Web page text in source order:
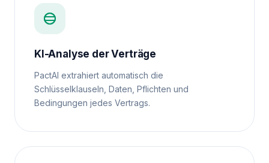
KI-Analyse der Verträge
PactAI extrahiert automatisch die
Schlüsselklauseln, Daten, Pflichten und
Bedingungen jedes Vertrags.